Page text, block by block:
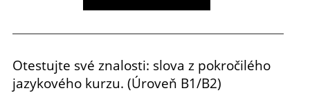
Otestujte své znalosti: slova z pokročilého
jazykového kurzu. (Úroveň B1/B2)